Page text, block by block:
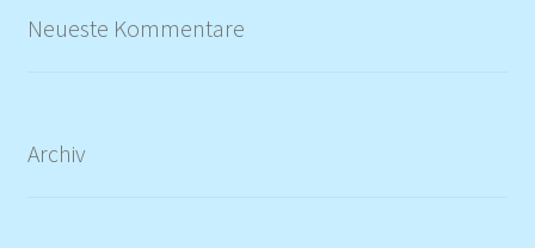
Neueste Kommentare
Archiv